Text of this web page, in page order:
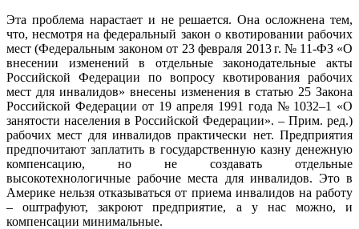
Эта проблема нарастает и не решается. Она осложнена тем,
что, несмотря на федеральный закон о квотировании рабочих
мест (Федеральным законом от 23 февраля 2013 г. № 11-ФЗ «О
внесении изменений в отдельные законодательные акты
Российской Федерации по вопросу квотирования рабочих
мест для инвалидов» внесены изменения в статью 25 Закона
Российской Федерации от 19 апреля 1991 года № 1032–1 «О
занятости населения в Российской Федерации». – Прим. ред.)
рабочих мест для инвалидов практически нет. Предприятия
предпочитают заплатить в государственную казну денежную
компенсацию, но не создавать отдельные
высокотехнологичные рабочие места для инвалидов. Это в
Америке нельзя отказываться от приема инвалидов на работу
– оштрафуют, закроют предприятие, а у нас можно, и
компенсации минимальные.